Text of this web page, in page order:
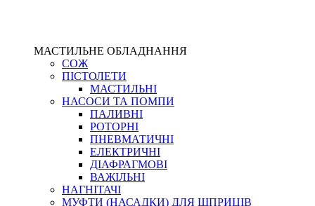
МАСТИЛЬНЕ ОБЛАДНАННЯ
СОЖ
ПІСТОЛЕТИ
МАСТИЛЬНІ
НАСОСИ ТА ПОМПИ
ПАЛИВНІ
РОТОРНІ
ПНЕВМАТИЧНІ
ЕЛЕКТРИЧНІ
ДІАФРАГМОВІ
ВАЖІЛЬНІ
НАГНІТАЧІ
МУФТИ (НАСАДКИ) ДЛЯ ШПРИЦІВ